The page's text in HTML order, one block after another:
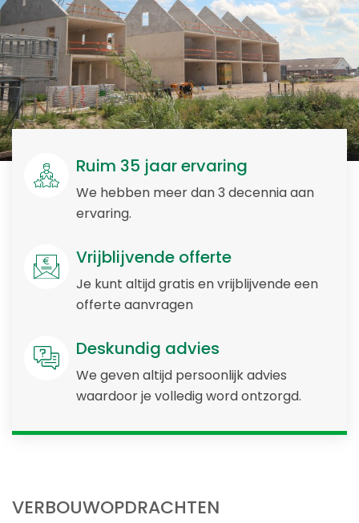
Ruim 35 jaar ervaring
We hebben meer dan 3 decennia aan
ervaring.
Vrijblijvende offerte
Je kunt altijd gratis en vrijblijvende een
offerte aanvragen
Deskundig advies
We geven altijd persoonlijk advies
waardoor je volledig word ontzorgd.
VERBOUWOPDRACHTEN